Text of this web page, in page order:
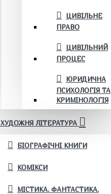
ЦИВІЛЬНЕ
ПРАВО
ЦИВІЛЬНИЙ
ПРОЦЕС
ЮРИДИЧНА
ПСИХОЛОГІЯ ТА
КРИМІНОЛОГІЯ
ХУДОЖНЯ ЛІТЕРАТУРА
БІОГРАФІЧНІ КНИГИ
КОМІКСИ
МІСТИКА. ФАНТАСТИКА.